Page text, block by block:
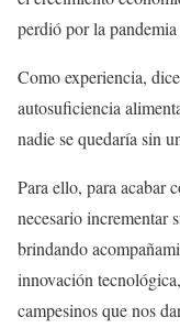
perdió por la
Como experiencia,
autosuficiencia
nadie se quedaría sin
Para ello, para acabar
necesario incrementar
brindando
innovación
campesinos que nos